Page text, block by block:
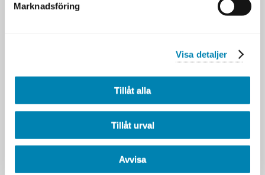
Marknadsföring
Visa detaljer
Tillåt alla
Tillåt urval
Avvisa
Arbeta kundfokuserat
Våra första mästare
22 juni
Kom igång med innovation
22 juni
1 2 3 4 [5] 6 7